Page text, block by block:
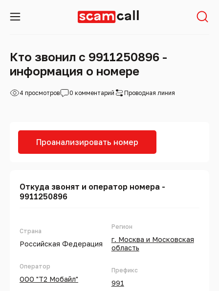
Кто звонил с 9911250896 -
информация о номере
4 просмотров 0 комментарий Проводная линия
Проанализировать номер
Откуда звонят и оператор номера -
9911250896
Страна
Российская Федерация
Оператор
ООО "Т2 Мобайл"
Регион
г. Москва и Московская
область
Префикс
991